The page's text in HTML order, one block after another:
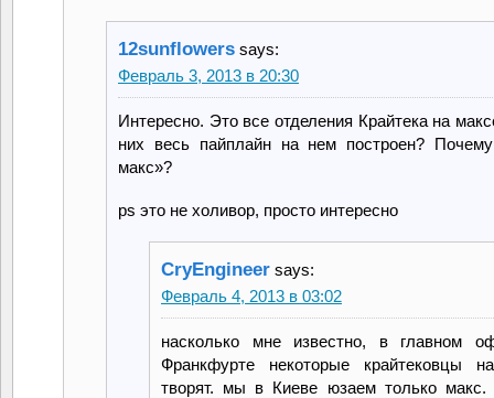
12sunflowers says:
Февраль 3, 2013 в 20:30
Интересно. Это все отделения Крайтека на
них весь пайплайн на нем построен?
макс»?
ps это не холивор, просто интересно
CryEngineer says:
Февраль 4, 2013 в 03:02
насколько мне известно, в главном
Франкфурте некоторые крайтековцы
творят. мы в Киеве юзаем только макс.